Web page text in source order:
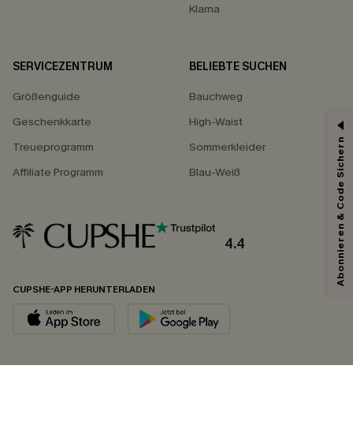
Klarna
SERVICEZENTRUM
Größenguide
Geschenkkarte
Treueprogramm
Affiliate Programm
BELIEBTE SUCHEN
Bauchweg
High-Waist
Sommerkleider
Blau-Weiß
4.4
CUPSHE-APP HERUNTERLADEN
Abonnieren & Code Sichern